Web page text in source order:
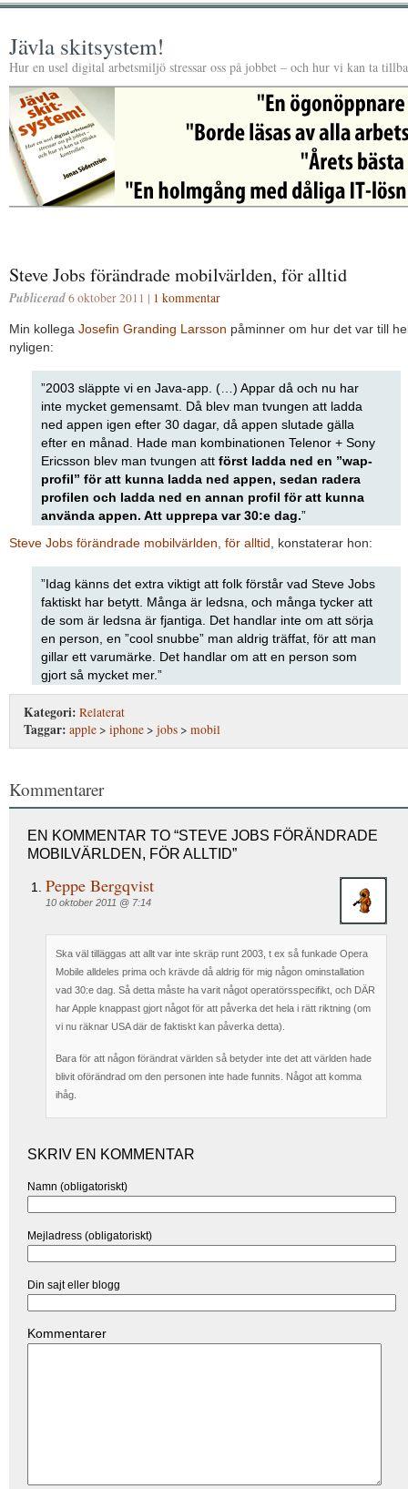
Jävla skitsystem!
Hur en usel digital arbetsmiljö stressar oss på jobbet – och hur vi kan ta
Steve Jobs förändrade mobilvärlden, för alltid
Publicerad6 oktober 2011 | 1 kommentar
Min kollega Josefin Granding Larsson påminner om hur det var till
nyligen:
”2003 släppte vi en Java-app. (…) Appar då och nu har
inte mycket gemensamt. Då blev man tvungen att ladda
ned appen igen efter 30 dagar, då appen slutade gälla
efter en månad. Hade man kombinationen Telenor + Sony
Ericsson blev man tvungen att först ladda ned en ”wap-
profil” för att kunna ladda ned appen, sedan radera
profilen och ladda ned en annan profil för att kunna
använda appen. Att upprepa var 30:e dag.”
Steve Jobs förändrade mobilvärlden, för alltid , konstaterar hon:
”Idag känns det extra viktigt att folk förstår vad Steve Jobs
faktiskt har betytt. Många är ledsna, och många tycker att
de som är ledsna är fjantiga. Det handlar inte om att sörja
en person, en ”cool snubbe” man aldrig träffat, för att man
gillar ett varumärke. Det handlar om att en person som
gjort så mycket mer.”
Kategori: Relaterat
Taggar: apple > iphone > jobs > mobil
Kommentarer
EN KOMMENTAR TO “STEVE JOBS FÖRÄNDRADE
MOBILVÄRLDEN, FÖR ALLTID”
Peppe Bergqvist
10 oktober 2011 @ 7:14
Ska väl tilläggas att allt var inte skräp runt 2003, t ex så funkade Opera
Mobile alldeles prima och krävde då aldrig för mig någon ominstallation
vad 30:e dag. Så detta måste ha varit något operatörsspecifikt, och DÄR
har Apple knappast gjort något för att påverka det hela i rätt riktning (om
vi nu räknar USA där de faktiskt kan påverka detta).
Bara för att någon förändrat världen så betyder inte det att världen hade
blivit oförändrad om den personen inte hade funnits. Något att komma
ihåg.
SKRIV EN KOMMENTAR
Namn (obligatoriskt)
Mejladress (obligatoriskt)
Din sajt eller blogg
Kommentarer